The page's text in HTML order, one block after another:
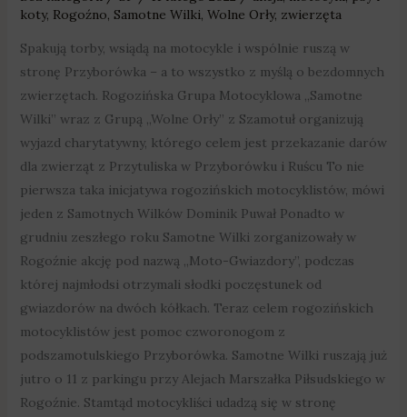
koty, Rogoźno, Samotne Wilki, Wolne Orły, zwierzęta
Spakują torby, wsiądą na motocykle i wspólnie ruszą w
stronę Przyborówka – a to wszystko z myślą o bezdomnych
zwierzętach. Rogozińska Grupa Motocyklowa „Samotne
Wilki” wraz z Grupą „Wolne Orły” z Szamotuł organizują
wyjazd charytatywny, którego celem jest przekazanie darów
dla zwierząt z Przytuliska w Przyborówku i Ruścu To nie
pierwsza taka inicjatywa rogozińskich motocyklistów, mówi
jeden z Samotnych Wilków Dominik Puwał Ponadto w
grudniu zeszłego roku Samotne Wilki zorganizowały w
Rogoźnie akcję pod nazwą „Moto-Gwiazdory”, podczas
której najmłodsi otrzymali słodki poczęstunek od
gwiazdorów na dwóch kółkach. Teraz celem rogozińskich
motocyklistów jest pomoc czworonogom z
podszamotulskiego Przyborówka. Samotne Wilki ruszają już
jutro o 11 z parkingu przy Alejach Marszałka Piłsudskiego w
Rogoźnie. Stamtąd motocykliści udadzą się w stronę